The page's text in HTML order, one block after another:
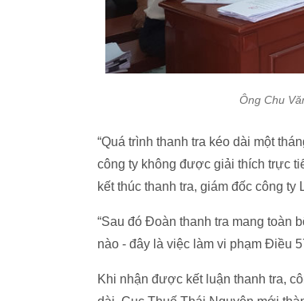
Ông Chu
“Quá trình thanh tra kéo dài một
công ty không được giải thích trực
kết thúc thanh tra, giám đốc công
“Sau đó Đoàn thanh tra mang toàn
nào - đây là việc làm vi phạm Điều
Khi nhận được kết luận thanh tra,